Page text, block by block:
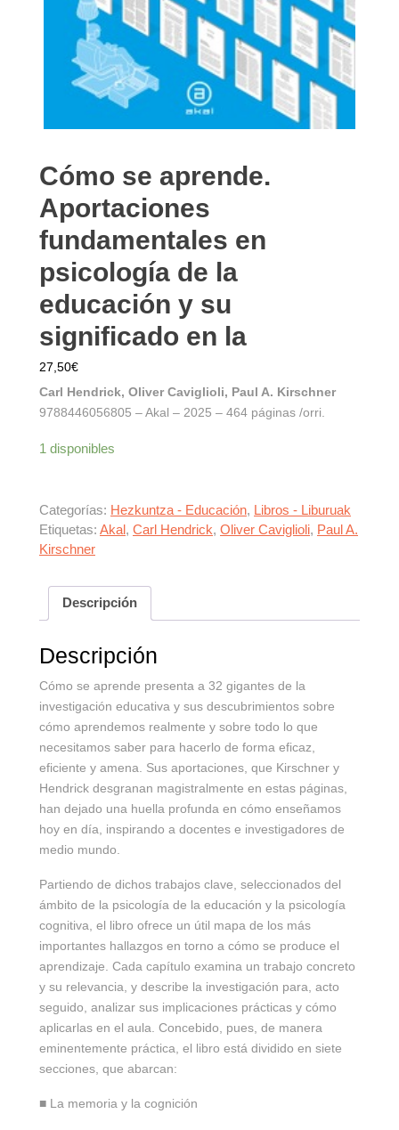
Cómo se aprende.
Aportaciones
fundamentales en
psicología de la
educación y su
significado en la
27,50€
Carl Hendrick, Oliver Caviglioli, Paul A. Kirschner
9788446056805 – Akal – 2025 – 464 páginas /orri.
1 disponibles
Categorías: Hezkuntza - Educación, Libros - Liburuak
Etiquetas: Akal, Carl Hendrick, Oliver Caviglioli, Paul A.
Kirschner
Descripción
Descripción
Cómo se aprende presenta a 32 gigantes de la
investigación educativa y sus descubrimientos sobre
cómo aprendemos realmente y sobre todo lo que
necesitamos saber para hacerlo de forma eficaz,
eficiente y amena. Sus aportaciones, que Kirschner y
Hendrick desgranan magistralmente en estas páginas,
han dejado una huella profunda en cómo enseñamos
hoy en día, inspirando a docentes e investigadores de
medio mundo.
Partiendo de dichos trabajos clave, seleccionados del
ámbito de la psicología de la educación y la psicología
cognitiva, el libro ofrece un útil mapa de los más
importantes hallazgos en torno a cómo se produce el
aprendizaje. Cada capítulo examina un trabajo concreto
y su relevancia, y describe la investigación para, acto
seguido, analizar sus implicaciones prácticas y cómo
aplicarlas en el aula. Concebido, pues, de manera
eminentemente práctica, el libro está dividido en siete
secciones, que abarcan:
■ La memoria y la cognición